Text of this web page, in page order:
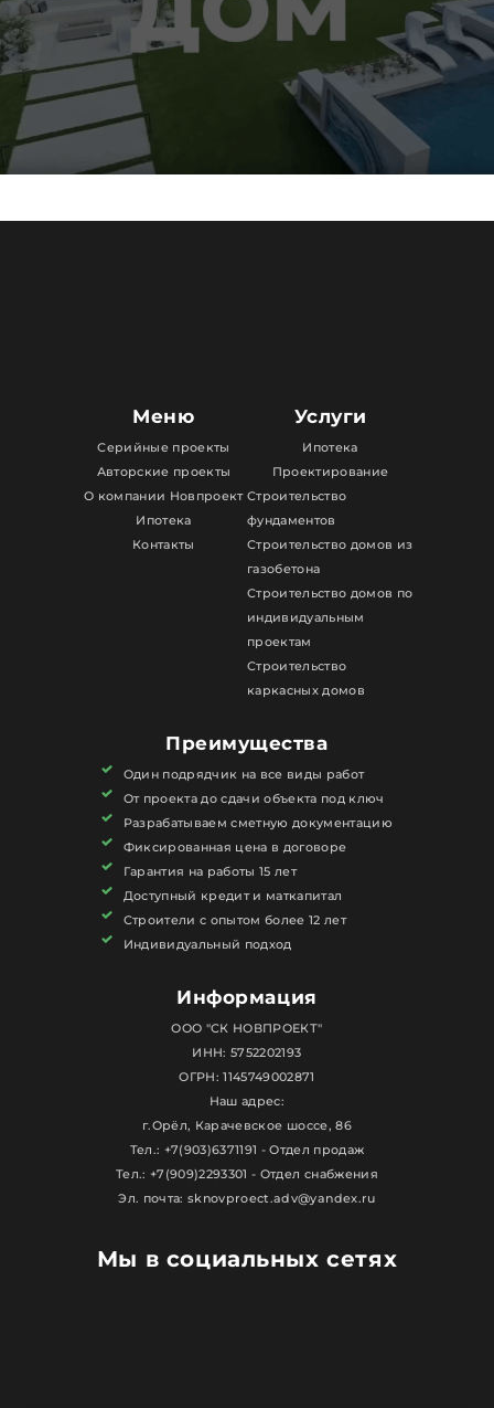
Мы в социальных сетях
Меню
Серийные проекты
Авторские проекты
О компании Новпроект
Ипотека
Контакты
Услуги
Ипотека
Проектирование
Строительство
фундаментов
Строительство домов из
газобетона
Строительство домов по
индивидуальным
проектам
Строительство
каркасных домов
Преимущества
Один подрядчик на все виды работ
От проекта до сдачи объекта под ключ
Разрабатываем сметную документацию
Фиксированная цена в договоре
Гарантия на работы 15 лет
Доступный кредит и маткапитал
Строители с опытом более 12 лет
Индивидуальный подход
Информация
ООО "СК НОВПРОЕКТ"
ИНН: 5752202193
ОГРН: 1145749002871
Наш адрес:
г.Орёл, Карачевское шоссе, 86
Тел.: +7(903)6371191 - Отдел продаж
Тел.: +7(909)2293301 - Отдел снабжения
Эл. почта: sknovproect.adv@yandex.ru